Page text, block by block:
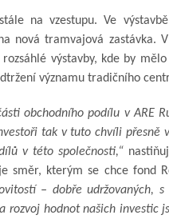
na vzestupu. Ve
nová tramvajová zastávka.
výstavby, kde by
významu tradičního
obchodního podílu v ARE
tak v tuto chvíli přesně
v této společnosti,“
směr, kterým se chce fond
– dobře udržovaných,
rozvoj hodnot našich investic